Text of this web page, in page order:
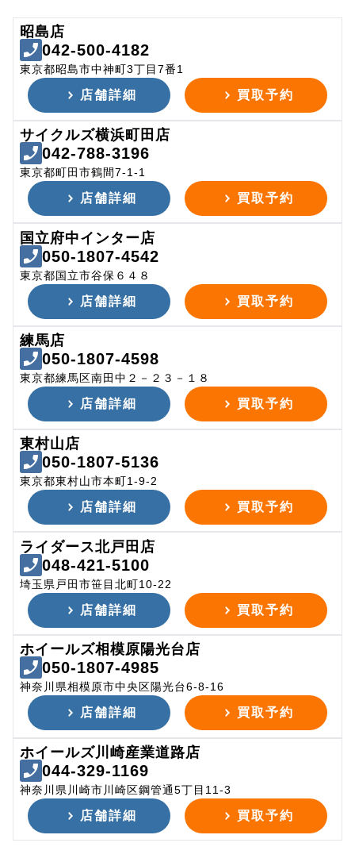
昭島店
042-500-4182
東京都昭島市中神町3丁目7番1
店舗詳細 買取予約
サイクルズ横浜町田店
042-788-3196
東京都町田市鶴間7-1-1
店舗詳細 買取予約
国立府中インター店
050-1807-4542
東京都国立市谷保６４８
店舗詳細 買取予約
練馬店
050-1807-4598
東京都練馬区南田中２－２３－１８
店舗詳細 買取予約
東村山店
050-1807-5136
東京都東村山市本町1-9-2
店舗詳細 買取予約
ライダース北戸田店
048-421-5100
埼玉県戸田市笹目北町10-22
店舗詳細 買取予約
ホイールズ相模原陽光台店
050-1807-4985
神奈川県相模原市中央区陽光台6-8-16
店舗詳細 買取予約
ホイールズ川崎産業道路店
044-329-1169
神奈川県川崎市川崎区鋼管通5丁目11-3
店舗詳細 買取予約